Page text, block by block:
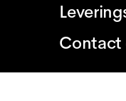
Contact